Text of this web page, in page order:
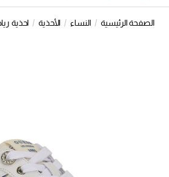
الصفحة الرئيسية النساء الأحذية احذية